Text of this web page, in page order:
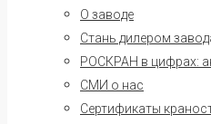
О заводе
Стань дилером
РОСКРАН в цифрах:
СМИ о нас
Сертификаты